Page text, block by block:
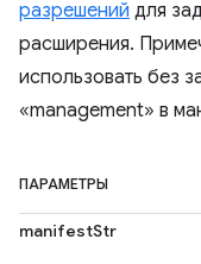
разрешений для
расширения.
использовать без
«management» в
ПАРАМЕТРЫ
manifestStr